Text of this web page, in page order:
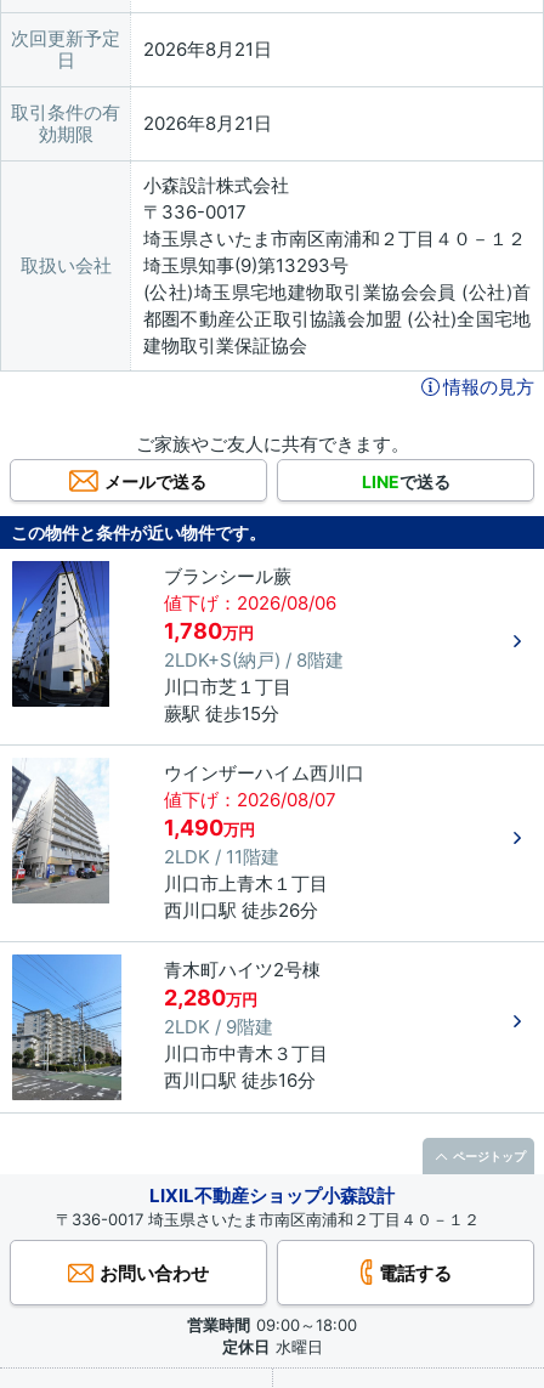
次回更新予定
日
2026年8月21日
取引条件の有
効期限
2026年8月21日
取扱い会社
小森設計株式会社
〒336-0017
埼玉県さいたま市南区南浦和２丁目４０－１２
埼玉県知事(9)第13293号
(公社)埼玉県宅地建物取引業協会会員 (公社)首
都圏不動産公正取引協議会加盟 (公社)全国宅地
建物取引業保証協会
情報の見方
ご家族やご友人に共有できます。
メールで送る LINEで送る
この物件と条件が近い物件です。
ブランシール蕨
値下げ：2026/08/06
1,780万円
2LDK+S(納戸) / 8階建
川口市芝 １丁目
蕨駅 徒歩15分
ウインザーハイム西川口
値下げ：2026/08/07
1,490万円
2LDK / 11階建
川口市上青木 １丁目
西川口駅 徒歩26分
青木町ハイツ2号棟
2,280万円
2LDK / 9階建
川口市中青木 ３丁目
西川口駅 徒歩16分
LIXIL不動産ショップ小森設計
〒336-0017 埼玉県さいたま市南区南浦和２丁目４０－１２
お問い合わせ 電話する
営業時間 09:00～18:00
定休日 水曜日
ページトップ